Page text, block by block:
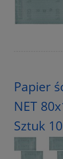
Papier
NET
Sztuk